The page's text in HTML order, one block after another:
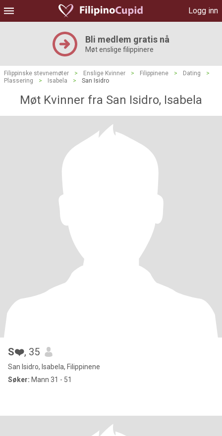
Logg inn
Bli medlem gratis nå
Møt enslige filippinere
Filippinske stevnemøter > Enslige Kvinner > Filippinene > Dating
>
Plassering
> Isabela > San Isidro
Møt Kvinner fra San Isidro, Isabela
S❤️, 35
San Isidro, Isabela, Filippinene
Søker: Mann 31 - 51